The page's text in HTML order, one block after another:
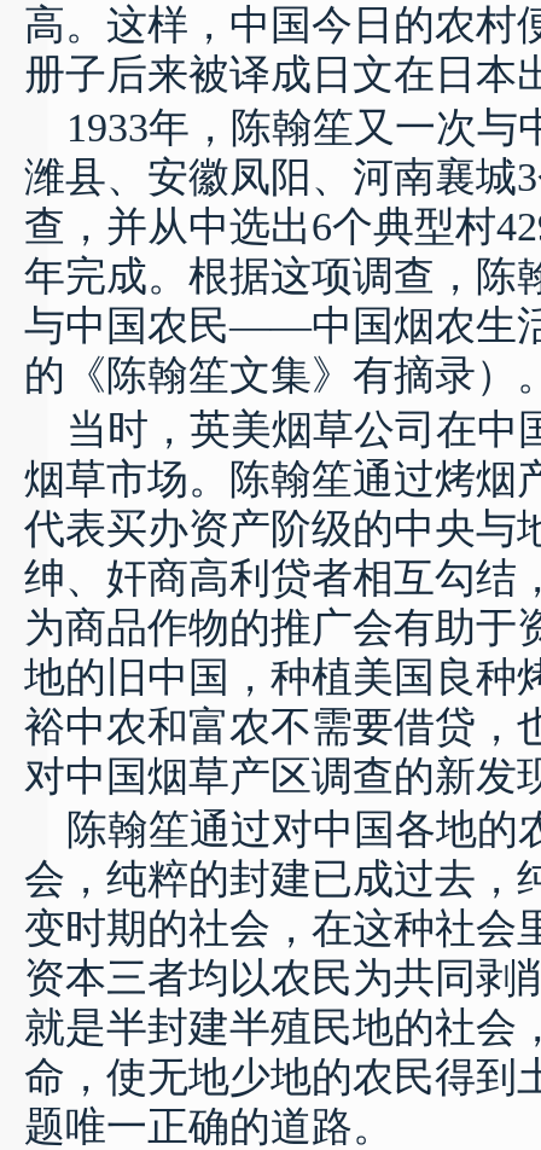
高。这样，中国今日的农村
册子后来被译成日文在日本
1933年，陈翰笙又一次与
潍县、安徽凤阳、河南襄城3
查，并从中选出6个典型村
年完成。根据这项调查，陈
与中国农民——中国烟农生
的《陈翰笙文集》有摘录）
当时，英美烟草公司在中
烟草市场。陈翰笙通过烤烟
代表买办资产阶级的中央与
绅、奸商高利贷者相互勾结
为商品作物的推广会有助于
地的旧中国，种植美国良种
裕中农和富农不需要借贷，
对中国烟草产区调查的新发
陈翰笙通过对中国各地的
会，纯粹的封建已成过去，
变时期的社会，在这种社会
资本三者均以农民为共同剥
就是半封建半殖民地的社会
命，使无地少地的农民得到
题唯一正确的道路。